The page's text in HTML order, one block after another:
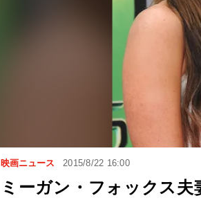
映画ニュース 2015/8/22 16:00
ミーガン・フォックス夫